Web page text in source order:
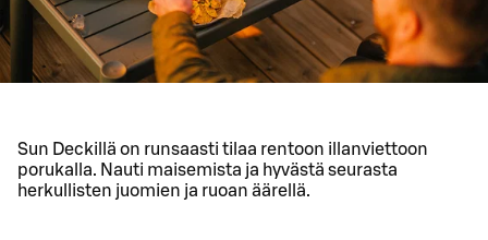
Sun Deckillä on runsaasti tilaa rentoon illanviettoon
porukalla. Nauti maisemista ja hyvästä seurasta
herkullisten juomien ja ruoan äärellä.